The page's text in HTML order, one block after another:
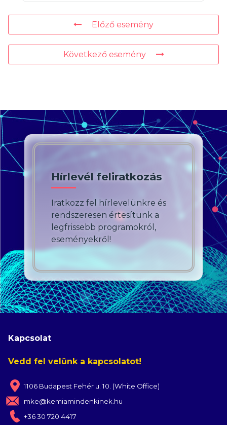
Előző esemény
Következő esemény
Hírlevél feliratkozás
Iratkozz fel hírlevelünkre és
rendszeresen értesítünk a
legfrissebb programokról,
eseményekről!
Kapcsolat
Vedd fel velünk a kapcsolatot!
1106 Budapest Fehér u. 10. (White Office)
mke@kemiamindenkinek.hu
+36 30 720 4417